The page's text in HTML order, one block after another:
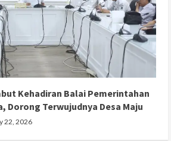
Kehadiran Balai Pemerintahan
Dorong Terwujudnya Desa Maju
22, 2026